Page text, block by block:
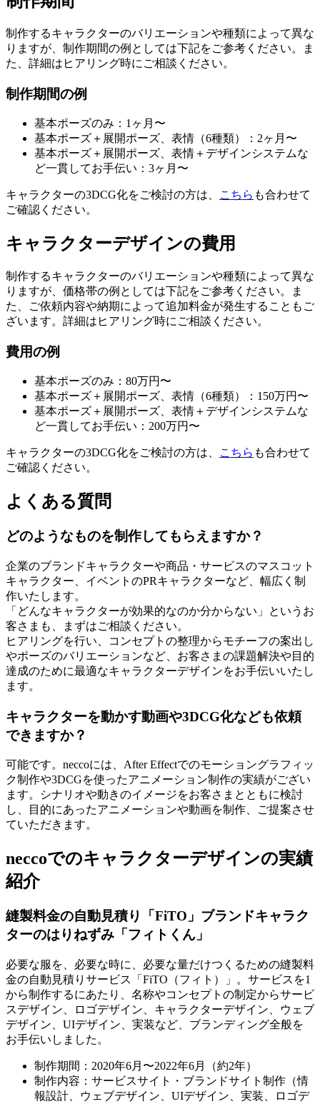
制作するキャラクターのバリエーションや種類によって異な
りますが、制作期間の例としては下記をご参考ください。ま
た、詳細はヒアリング時にご相談ください。
制作期間の例
基本ポーズのみ：1ヶ月〜
基本ポーズ＋展開ポーズ、表情（6種類）：2ヶ月〜
基本ポーズ＋展開ポーズ、表情＋デザインシステムな
ど一貫してお手伝い：3ヶ月〜
キャラクターの3DCG化をご検討の方は、 こちら も合わせて
ご確認ください。
キャラクターデザインの費用
制作するキャラクターのバリエーションや種類によって異な
りますが、価格帯の例としては下記をご参考ください。ま
た、ご依頼内容や納期によって追加料金が発生することもご
ざいます。詳細はヒアリング時にご相談ください。
費用の例
基本ポーズのみ：80万円〜
基本ポーズ＋展開ポーズ、表情（6種類）：150万円〜
基本ポーズ＋展開ポーズ、表情＋デザインシステムな
ど一貫してお手伝い：200万円〜
キャラクターの3DCG化をご検討の方は、 こちら も合わせて
ご確認ください。
よくある質問
どのようなものを制作してもらえますか？
企業のブランドキャラクターや商品・サービスのマスコット
キャラクター、イベントのPRキャラクターなど、幅広く制
作いたします。
「どんなキャラクターが効果的なのか分からない」というお
客さまも、まずはご相談ください。
ヒアリングを行い、コンセプトの整理からモチーフの案出し
やポーズのバリエーションなど、お客さまの課題解決や目的
達成のために最適なキャラクターデザインをお手伝いいたし
ます。
キャラクターを動かす動画や3DCG化なども依頼
できますか？
可能です。neccoには、After Effectでのモーショングラフィッ
ク制作や3DCGを使ったアニメーション制作の実績がござい
ます。シナリオや動きのイメージをお客さまとともに検討
し、目的にあったアニメーションや動画を制作、ご提案させ
ていただきます。
neccoでのキャラクターデザインの実績
紹介
縫製料金の自動見積り「FiTO」ブランドキャラク
ターのはりねずみ「フィトくん」
必要な服を、必要な時に、必要な量だけつくるための縫製料
金の自動見積りサービス「FiTO（フィト）」。サービスを1
から制作するにあたり、名称やコンセプトの制定からサービ
スデザイン、ロゴデザイン、キャラクターデザイン、ウェブ
デザイン、UIデザイン、実装など、ブランディング全般を
お手伝いしました。
制作期間：2020年6月〜2022年6月（約2年）
制作内容：サービスサイト・ブランドサイト制作（情
報設計、ウェブデザイン、UIデザイン、実装、ロゴデ